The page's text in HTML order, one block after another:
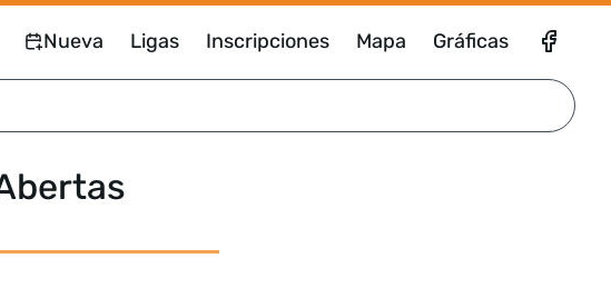
Nueva Ligas Inscripciones Mapa Gráficas